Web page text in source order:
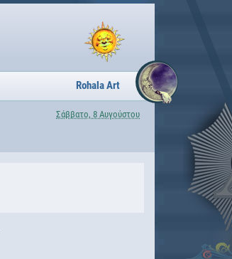
Rohala Art
Σάββατο, 8 Αυγούστου